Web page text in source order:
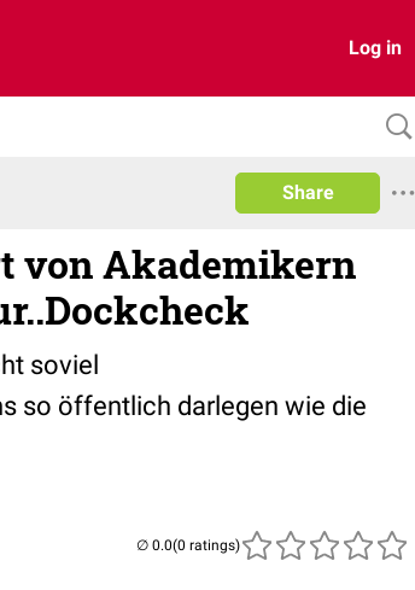
Log in
Share
von Akademikern
soviel
so öffentlich darlegen wie die
(0 ratings)